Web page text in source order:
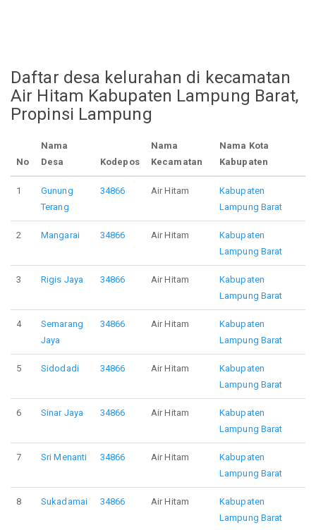
Daftar desa kelurahan di kecamatan
Air Hitam Kabupaten Lampung Barat,
Propinsi Lampung
No
Nama
Desa
Kodepos
Nama
Kecamatan
Nama Kota
Kabupaten
1
Gunung
Terang
34866 Air Hitam
Kabupaten
Lampung Barat
2 Mangarai 34866 Air Hitam
Kabupaten
Lampung Barat
3 Rigis Jaya 34866 Air Hitam
Kabupaten
Lampung Barat
4
Semarang
Jaya
34866 Air Hitam
Kabupaten
Lampung Barat
5 Sidodadi 34866 Air Hitam
Kabupaten
Lampung Barat
6 Sinar Jaya 34866 Air Hitam
Kabupaten
Lampung Barat
7 Sri Menanti 34866 Air Hitam
Kabupaten
Lampung Barat
8 Sukadamai 34866 Air Hitam
Kabupaten
Lampung Barat